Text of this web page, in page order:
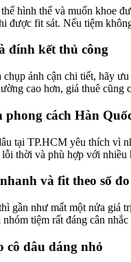
hình thể và muốn khoe
được fit sát. Nếu tiệm
đính kết thủ công
ảnh cận chi tiết, hãy
cao hơn, giá thuê cũng
cách Hàn
tại TP.HCM yêu thích vì
thời và phù hợp với
và fit theo số đo
gần như mất một nửa giá
tiệm rất đáng cân
cô dâu dáng nhỏ